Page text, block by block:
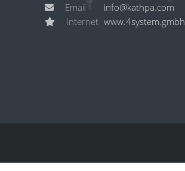
Email
Internet
info@kathpa.com
www.4system.gmbh